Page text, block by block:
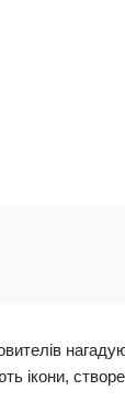
ікони,